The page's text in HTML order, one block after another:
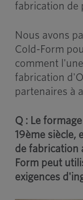
fabrication de
Nous avons
Cold-Form
comment
fabrication
partenaires à
Q : Le
19èmesiècle,
de fabrication
Form peut
exigences